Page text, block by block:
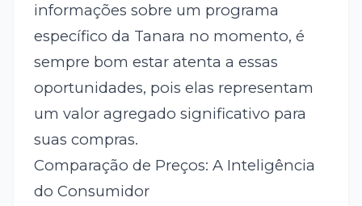
informações sobre um programa
específico da Tanara no momento, é
sempre bom estar atenta a essas
oportunidades, pois elas representam
um valor agregado significativo para
suas compras.
Comparação de Preços: A Inteligência
do Consumidor